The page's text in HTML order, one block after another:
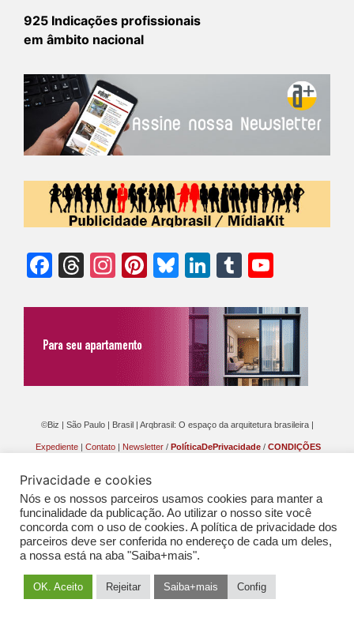
925 Indicações profissionais
em âmbito nacional
Facebook
Threads
Instagram
Pinterest
Bluesky
LinkedIn
Tumblr
©Biz | São Paulo | Brasil | Arqbrasil: O espaço da arquitetura brasileira |
Expediente | Contato | Newsletter / PolíticaDePrivacidade / CONDIÇÕES
Privacidade e cookies
Nós e os nossos parceiros usamos cookies para manter a
funcinalidade da publicação. Ao utilizar o nosso site você
concorda com o uso de cookies. A política de privacidade dos
parceiros deve ser conferida no endereço de cada um deles,
a nossa está na aba "Saiba+mais".
OK. Aceito Rejeitar Saiba+mais Config